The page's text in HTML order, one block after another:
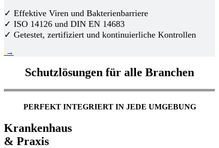
✓ Effektive Viren und Bakterienbarriere
✓ ISO 14126 und DIN EN 14683
✓ Getestet, zertifiziert und kontinuierliche Kontrollen
→
Schutzlösungen für alle Branchen
PERFEKT INTEGRIERT IN JEDE UMGEBUNG
Krankenhaus
& Praxis